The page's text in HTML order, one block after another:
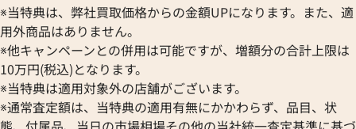
※当特典は、弊社買取価格からの金額UPになります。また、適
用外商品はありません。
※他キャンペーンとの併用は可能ですが、増額分の合計上限は
10万円(税込)となります。
※当特典は適用対象外の店舗がございます。
※通常査定額は、当特典の適用有無にかかわらず、品目、状